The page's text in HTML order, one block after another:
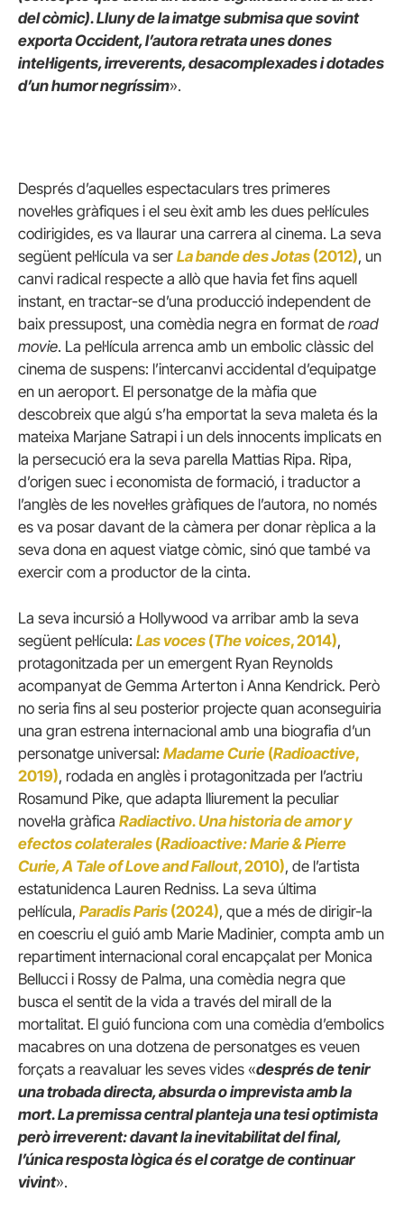
del còmic). Lluny de la imatge submisa que sovint
exporta Occident, l’autora retrata unes dones
intel·ligents, irreverents, desacomplexades i dotades
d’un humor negríssim».
Després d’aquelles espectaculars tres primeres
novel·les gràfiques i el seu èxit amb les dues pel·lícules
codirigides, es va llaurar una carrera al cinema. La seva
següent pel·lícula va ser La bande des Jotas (2012), un
canvi radical respecte a allò que havia fet fins aquell
instant, en tractar-se d’una producció independent de
baix pressupost, una comèdia negra en format de road
movie. La pel·lícula arrenca amb un embolic clàssic del
cinema de suspens: l’intercanvi accidental d’equipatge
en un aeroport. El personatge de la màfia que
descobreix que algú s’ha emportat la seva maleta és la
mateixa Marjane Satrapi i un dels innocents implicats en
la persecució era la seva parella Mattias Ripa. Ripa,
d’origen suec i economista de formació, i traductor a
l’anglès de les novel·les gràfiques de l’autora, no només
es va posar davant de la càmera per donar rèplica a la
seva dona en aquest viatge còmic, sinó que també va
exercir com a productor de la cinta.
La seva incursió a Hollywood va arribar amb la seva
següent pel·lícula: Las voces (The voices, 2014),
protagonitzada per un emergent Ryan Reynolds
acompanyat de Gemma Arterton i Anna Kendrick. Però
no seria fins al seu posterior projecte quan aconseguiria
una gran estrena internacional amb una biografia d’un
personatge universal: Madame Curie (Radioactive,
2019), rodada en anglès i protagonitzada per l’actriu
Rosamund Pike, que adapta lliurement la peculiar
novel·la gràfica Radiactivo. Una historia de amor y
efectos colaterales (Radioactive: Marie & Pierre
Curie, A Tale of Love and Fallout, 2010), de l’artista
estatunidenca Lauren Redniss. La seva última
pel·lícula, Paradis Paris (2024), que a més de dirigir-la
en coescriu el guió amb Marie Madinier, compta amb un
repartiment internacional coral encapçalat per Monica
Bellucci i Rossy de Palma, una comèdia negra que
busca el sentit de la vida a través del mirall de la
mortalitat. El guió funciona com una comèdia d’embolics
macabres on una dotzena de personatges es veuen
forçats a reavaluar les seves vides «després de tenir
una trobada directa, absurda o imprevista amb la
mort. La premissa central planteja una tesi optimista
però irreverent: davant la inevitabilitat del final,
l’única resposta lògica és el coratge de continuar
vivint».